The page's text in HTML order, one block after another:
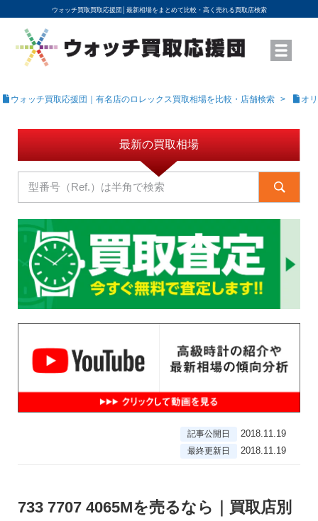
ウォッチ買取買取応援団│ 最新相場をまとめて比較・高く売れる買取店検索
YouTubeで動画を公開中
ROLEXモデル名から買取相場を調べる
高級時計ブランド名から買取相場を調べる
地域から買取店を探す
店舗名から買取店を探す
ブランド時計を高く売る方法
買取査定を依頼する
ウォッチ買取応援団｜有名店のロレックス買取相場を比較・店舗検索 オ
最新の買取相場
記事公開日 2018.11.19
最終更新日 2018.11.19
733 7707 4065Mを売るなら｜買取店別